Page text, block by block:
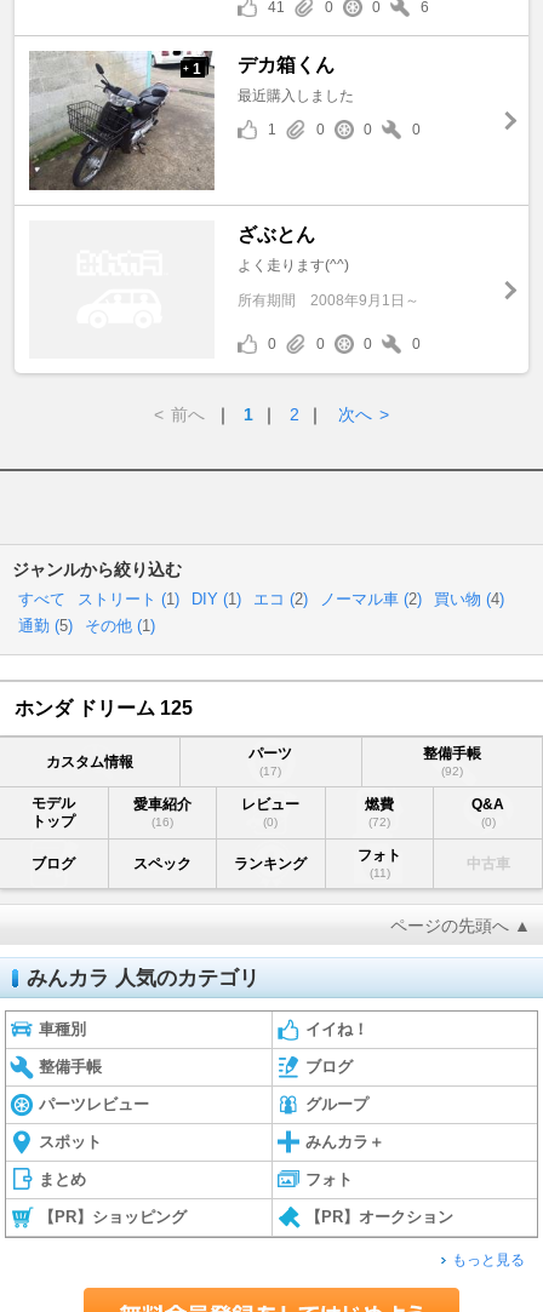
41 0 0 6
+ 1 デカ箱くん
最近購入しました
1
0 0 0
ざぶとん
よく走ります(^^)
所有期間 2008年9月1日～
0 0 0 0
< 前へ ｜ 1 ｜ 2 ｜ 次へ >
ジャンルから絞り込む
すべて ストリート (1) DIY (1) エコ (2) ノーマル車 (2) 買い物 (4)
通勤 (5) その他 (1)
ホンダ ドリーム 125
カスタム情報 パーツ
(17)
整備手帳
(92)
モデル
トップ
愛車紹介
(16)
レビュー
(0)
燃費
(72)
Q&A
(0)
ブログ スペック ランキング フォト
(11)
中古車
ページの先頭へ ▲
みんカラ 人気のカテゴリ
車種別 イイね！
整備手帳 ブログ
パーツレビュー グループ
スポット みんカラ＋
まとめ フォト
【PR】ショッピング 【PR】オークション
もっと見る